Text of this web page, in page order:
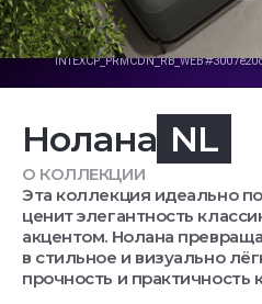
Нолана NL
О КОЛЛЕКЦИИ
Эта коллекция идеально
ценит элегантность
акцентом. Нолана
в стильное и визуально
прочность и практичность